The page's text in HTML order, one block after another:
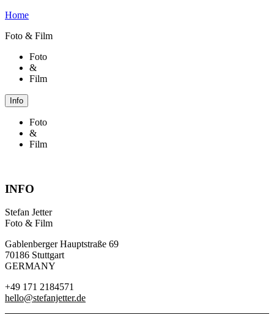
Home
Foto & Film
Foto
&
Film
Info
Foto
&
Film
INFO
Stefan Jetter
Foto & Film
Gablenberger Hauptstraße 69
70186 Stuttgart
GERMANY
+49 171 2184571
hello@stefanjetter.de